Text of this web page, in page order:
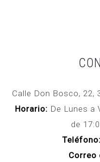
Calle Don Bosco, 22,
Horario: De Lunes a
de
Teléfono:
Correo